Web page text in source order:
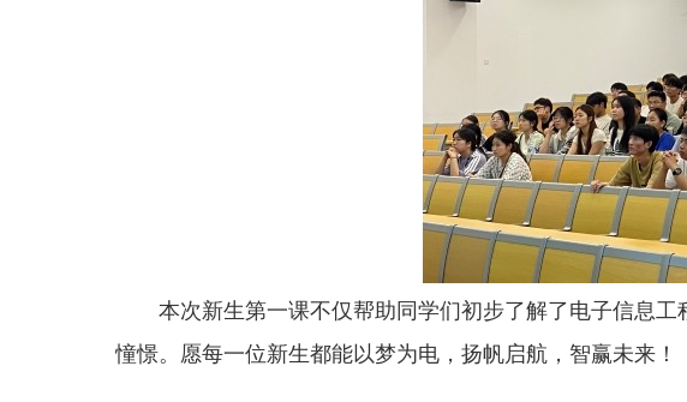
本次新生第一课不仅帮助同学们初步了解了电子信息
憧憬。愿每一位新生都能以梦为电，扬帆启航，智赢未来！